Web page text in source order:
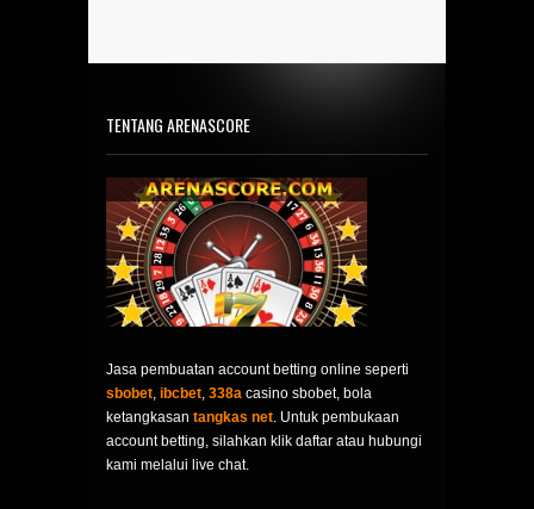
TENTANG ARENASCORE
Jasa pembuatan account betting online seperti
sbobet, ibcbet, 338a casino sbobet, bola
ketangkasan tangkas net. Untuk pembukaan
account betting, silahkan klik daftar atau hubungi
kami melalui live chat.